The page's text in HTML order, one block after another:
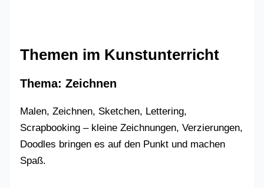
Themen im Kunstunterricht
Thema: Zeichnen
Malen, Zeichnen, Sketchen, Lettering,
Scrapbooking – kleine Zeichnungen, Verzierungen,
Doodles bringen es auf den Punkt und machen
Spaß.